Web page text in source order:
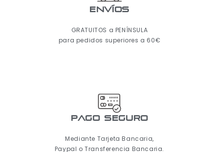
ENVÍOS
GRATUITOS a PENÍNSULA
para pedidos superiores a 60€
pago seguro
Mediante Tarjeta Bancaria,
Paypal o Transferencia Bancaria.